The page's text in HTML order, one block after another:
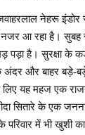
नेहरू
आ रहा है। सुबह
पड़ा है। सुरक्षा के
अंदर और बाहर बड़े-
यह महज एक
सितारे के एक
परिवार में भी खुशी